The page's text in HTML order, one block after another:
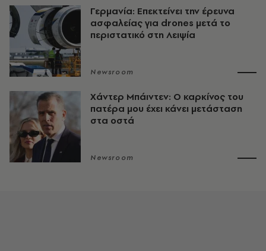
Γερμανία: Επεκτείνει την έρευνα
ασφαλείας για drones μετά το
περιστατικό στη Λειψία
Newsroom
Χάντερ Μπάιντεν: Ο καρκίνος του
πατέρα μου έχει κάνει μετάσταση
στα οστά
Newsroom